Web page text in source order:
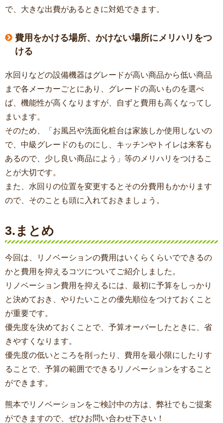
で、大きな出費があるときに対処できます。
費用をかける場所、かけない場所にメリハリをつ
ける
水回りなどの設備機器はグレードが高い商品から低い商品
まで各メーカーごとにあり、グレードの高いものを選べ
ば、機能性が高くなりますが、自ずと費用も高くなってし
まいます。
そのため、「お風呂や洗面化粧台は家族しか使用しないの
で、中級グレードのものにし、キッチンやトイレは来客も
あるので、少し良い商品によう」等のメリハリをつけるこ
とが大切です。
また、水回りの位置を変更するとその分費用もかかります
ので、そのことも頭に入れておきましょう。
3.まとめ
今回は、リノベーションの費用はいくらくらいでできるの
かと費用を抑えるコツについてご紹介しました。
リノベーション費用を抑えるには、最初に予算をしっかり
と決めておき、やりたいことの優先順位をつけておくこと
が重要です。
優先度を決めておくことで、予算オーバーしたときに、省
きやすくなります。
優先度の低いところを削ったり、費用を最小限にしたりす
ることで、予算の範囲でできるリノベーションをすること
ができます。
熊本でリノベーションをご検討中の方は、弊社でもご提案
ができますので、ぜひお問い合わせ下さい！